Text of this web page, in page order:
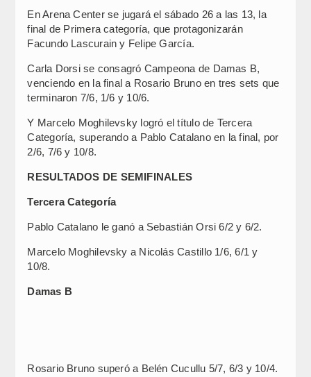
En Arena Center se jugará el sábado 26 a las 13, la
final de Primera categoría, que protagonizarán
Facundo Lascurain y Felipe García.
Carla Dorsi se consagró Campeona de Damas B,
venciendo en la final a Rosario Bruno en tres sets que
terminaron 7/6, 1/6 y 10/6.
Y Marcelo Moghilevsky logró el título de Tercera
Categoría, superando a Pablo Catalano en la final, por
2/6, 7/6 y 10/8.
RESULTADOS DE SEMIFINALES
Tercera Categoría
Pablo Catalano le ganó a Sebastián Orsi 6/2 y 6/2.
Marcelo Moghilevsky a Nicolás Castillo 1/6, 6/1 y
10/8.
Damas B
Rosario Bruno superó a Belén Cucullu 5/7, 6/3 y 10/4.